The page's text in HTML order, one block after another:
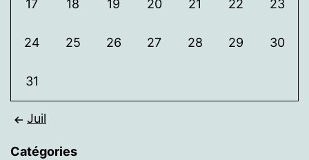
17 18 19 20 21 22 23
24 25 26 27 28 29 30
31
Juil
Catégories